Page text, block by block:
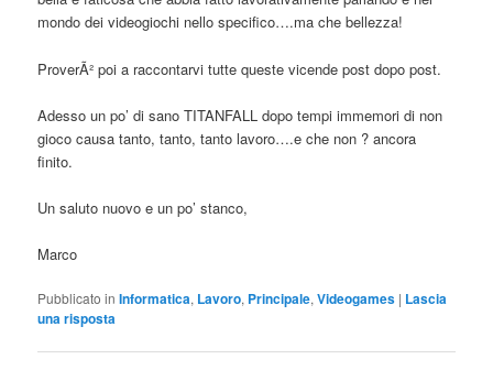
mondo dei videogiochi nello specifico….ma che bellezza!
ProverÃ² poi a raccontarvi tutte queste vicende post dopo post.
Adesso un po’ di sano TITANFALL dopo tempi immemori di non
gioco causa tanto, tanto, tanto lavoro….e che non ? ancora
finito.
Un saluto nuovo e un po’ stanco,
Marco
Pubblicato in Informatica, Lavoro, Principale,Videogames | Lascia
una risposta